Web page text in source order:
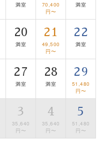
ス
ガイドが諏訪大社をご
で、ご利用ご希望の方
い。
い日がございます
しておりません
など歴史ある諏訪の街
満室
70,400
円〜
満室
20
満室
21
49,500
円〜
22
満室
27
満室
28
満室
29
51,480
円〜
3
35,640
円〜
4
35,640
円〜
5
51,480
円〜